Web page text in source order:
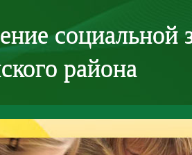
социальной
района